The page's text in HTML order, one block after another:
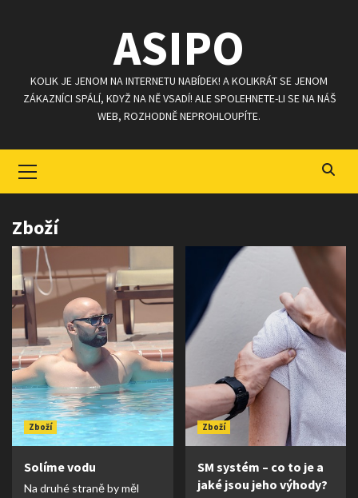
ASIPO
KOLIK JE JENOM NA INTERNETU NABÍDEK! A KOLIKRÁT SE JENOM
ZÁKAZNÍCI SPÁLÍ, KDYŽ NA NĚ VSADÍ! ALE SPOLEHNETE-LI SE NA NÁŠ
WEB, ROZHODNĚ NEPROHLOUPÍTE.
Menu
Zboží
Zboží
Solíme vodu
Na druhé straně by měl
Zboží
SM systém – co to je a
jaké jsou jeho výhody?